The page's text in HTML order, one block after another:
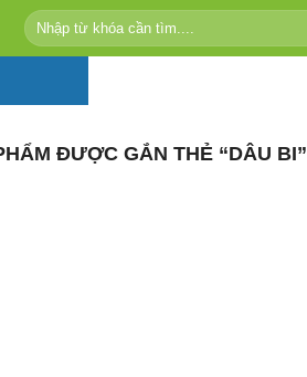
Tìm
kiếm:
ĐƯỢC GẮN THẺ “DÂU BI”